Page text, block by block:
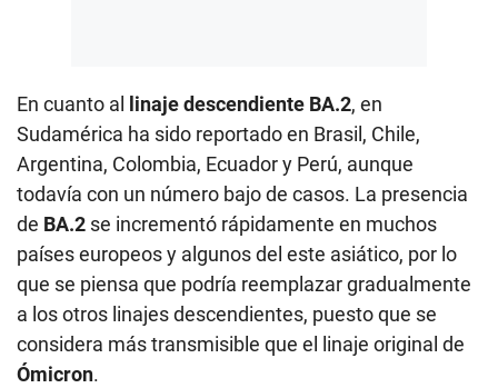
En cuanto al linaje descendiente BA.2, en
Sudamérica ha sido reportado en Brasil, Chile,
Argentina, Colombia, Ecuador y Perú, aunque
todavía con un número bajo de casos. La presencia
de BA.2 se incrementó rápidamente en muchos
países europeos y algunos del este asiático, por lo
que se piensa que podría reemplazar gradualmente
a los otros linajes descendientes, puesto que se
considera más transmisible que el linaje original de
Ómicron.